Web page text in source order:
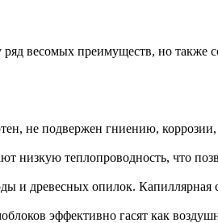
весомых преимуществ, но
не подвержен гниению,
низкую теплопроводность, что
и древесных опилок. Капиллярная
эффективно гасят как